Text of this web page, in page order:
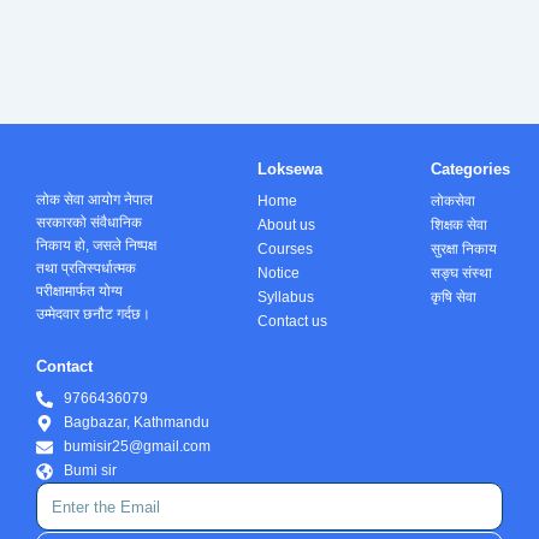
लोक सेवा आयोग नेपाल
सरकारको संवैधानिक
निकाय हो, जसले निष्पक्ष
तथा प्रतिस्पर्धात्मक
परीक्षामार्फत योग्य
उम्मेदवार छनौट गर्दछ।
Loksewa
Home
About us
Courses
Notice
Syllabus
Contact us
Categories
लोकसेवा
शिक्षक सेवा
सुरक्षा निकाय
सङ्घ संस्था
कृषि सेवा
Contact
9766436079
Bagbazar, Kathmandu
bumisir25@gmail.com
Bumi sir